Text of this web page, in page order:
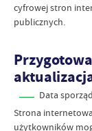
cyfrowej stron
publicznych.
Data
Strona
użytkowników